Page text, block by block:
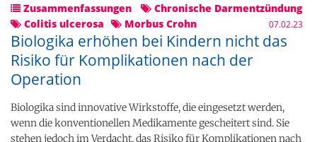
Zusammenfassungen
Chronische Darmentzündung
Colitis ulcerosa
Morbus Crohn 07.02.23
Biologika erhöhen bei Kindern nicht das
Risiko für Komplikationen nach der
Operation
Biologika sind innovative Wirkstoffe, die eingesetzt werden,
wenn die konventionellen Medikamente gescheitert sind. Sie
stehen jedoch im Verdacht, das Risiko für Komplikationen nach